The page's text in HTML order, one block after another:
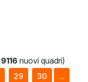
9116 nuovi quadri)
29 30
...